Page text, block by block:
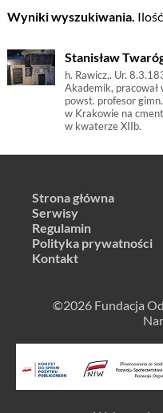
Wyniki wyszukiwania.
Stanisław
h. Rawicz,. Ur.
Akademik, pracował
powst. profesor
w Krakowie na
w kwaterze XIIb.
Strona główna
Serwisy
Regulamin
Polityka prywatności
Kontakt
©2026 Fundacja